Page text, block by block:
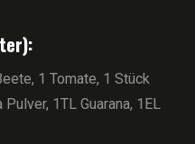
1 Tomate, 1 Stück
1TL Guarana, 1EL